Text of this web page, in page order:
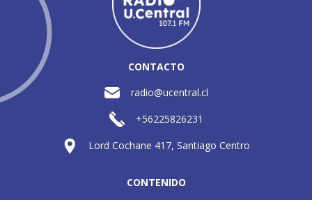
CONTACTO
radio@ucentral.cl
+56225826231
Lord Cochane 417, Santiago Centro
CONTENIDO